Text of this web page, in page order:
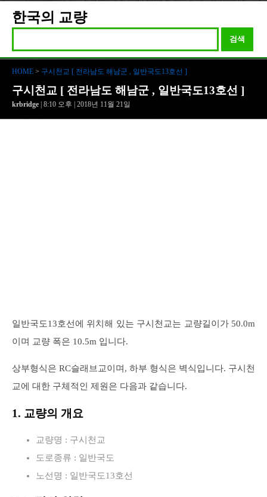
한국의 교량
검색
HOME > 구시천교 [ 전라남도 해남군 , 일반국도13호선 ]
구시천교 [ 전라남도 해남군 , 일반국도13호선 ]
krbridge | 8:10 오후 | 2018년 11월 21일
일반국도13호선에 위치해 있는 구시천교는 교량길이가 50.0m
이며 교량 폭은 10.5m 입니다.
상부형식은 RC슬래브교이며, 하부 형식은 벽식입니다. 구시천
교에 대한 구체적인 제원은 다음과 같습니다.
1. 교량의 개요
교량명 : 구시천교
도로종류 : 일반국도
노선명 : 일반국도13호선